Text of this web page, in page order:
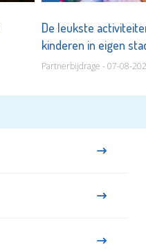
De leukste
kinderen in eigen
Partnerbijdrage - 07-08-